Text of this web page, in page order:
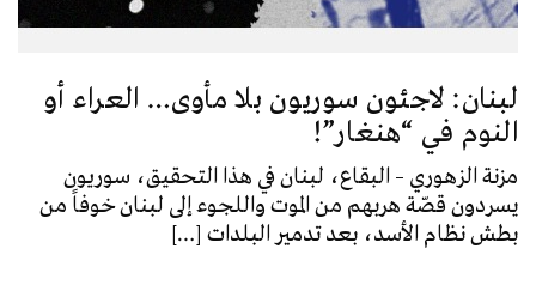
لبنان: لاجئون سوريون بلا مأوى… العراء أو
النوم في “هنغار”!
مزنة الزهوري – البقاع، لبنان في هذا التحقيق، سوريون
يسردون قصّة هربهم من الموت واللجوء إلى لبنان خوفاً من
بطش نظام الأسد، بعد تدمير البلدات […]